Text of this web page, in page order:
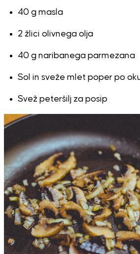
40 g masla
2 žlici olivnega olja
40 g naribanega parmezana
Sol in sveže mlet poper po
Svež peteršilj za posip